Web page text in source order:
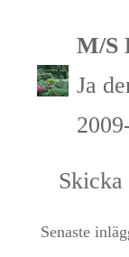
M/S
Ja
Skicka
Senaste